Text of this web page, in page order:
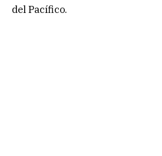
del Pacífico.